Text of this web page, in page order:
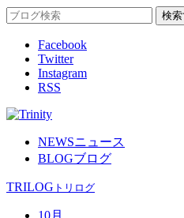
Facebook
Twitter
Instagram
RSS
NEWSニュース
BLOGブログ
TRILOG トリログ
10月